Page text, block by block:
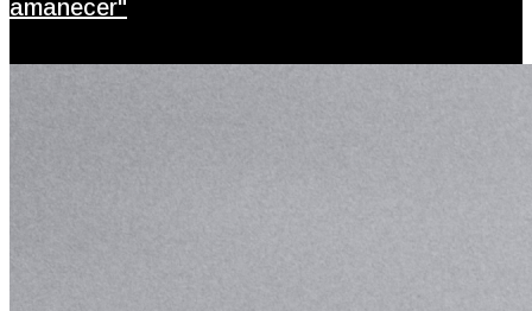
amanecer"